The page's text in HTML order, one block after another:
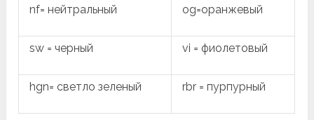
nf= нейтральный og=оранжевый
sw = черный vi = фиолетовый
hgn= светло зеленый rbr = пурпурный